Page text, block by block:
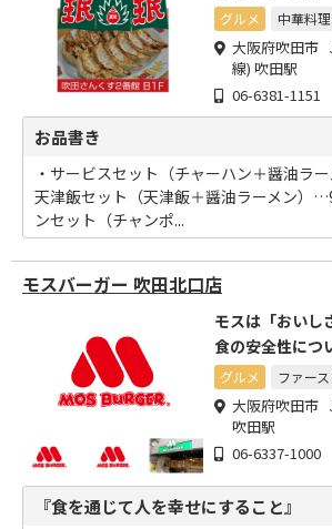
グルメ 中華料理
大阪府吹田市
線) 吹田駅
06-6381-1151
お品書き
・サービスセット（チャーハン＋醤油ラ
天津飯セット（天津飯＋醤油ラーメン）
ンセット（チャンポ...
モスバーガー 吹田北口店
モスは「おいし
食の安全性につ
ます。
グルメ ファー
大阪府吹田市
吹田駅
06-6337-1000
『食を通じて人を幸せにすること』